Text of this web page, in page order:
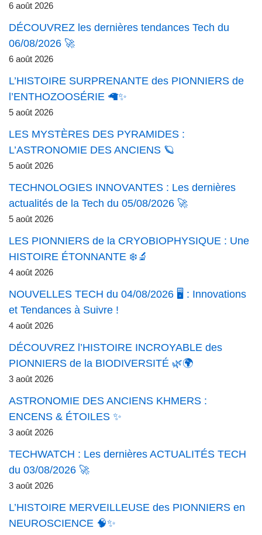
6 août 2026
DÉCOUVREZ les dernières tendances Tech du
06/08/2026 🚀
6 août 2026
L’HISTOIRE SURPRENANTE des PIONNIERS de
l’ENTHOZOOSÉRIE 🦙✨
5 août 2026
LES MYSTÈRES DES PYRAMIDES :
L’ASTRONOMIE DES ANCIENS 🪐
5 août 2026
TECHNOLOGIES INNOVANTES : Les dernières
actualités de la Tech du 05/08/2026 🚀
5 août 2026
LES PIONNIERS de la CRYOBIOPHYSIQUE : Une
HISTOIRE ÉTONNANTE ❄️🔬
4 août 2026
NOUVELLES TECH du 04/08/2026 🖥️ : Innovations
et Tendances à Suivre !
4 août 2026
DÉCOUVREZ l’HISTOIRE INCROYABLE des
PIONNIERS de la BIODIVERSITÉ 🌿🌍
3 août 2026
ASTRONOMIE DES ANCIENS KHMERS :
ENCENS & ÉTOILES ✨
3 août 2026
TECHWATCH : Les dernières ACTUALITÉS TECH
du 03/08/2026 🚀
3 août 2026
L’HISTOIRE MERVEILLEUSE des PIONNIERS en
NEUROSCIENCE 🧠✨